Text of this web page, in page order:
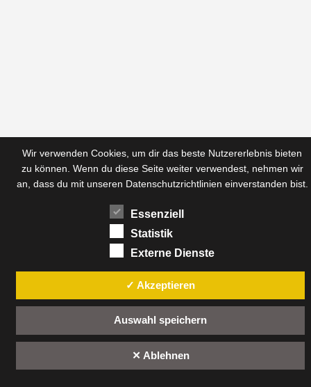
Wir verwenden Cookies, um dir das beste Nutzererlebnis bieten
zu können. Wenn du diese Seite weiter verwendest, nehmen wir
an, dass du mit unseren Datenschutzrichtlinien einverstanden bist.
Essenziell
Statistik
Externe Dienste
✓ Akzeptieren
Auswahl speichern
✕ Ablehnen